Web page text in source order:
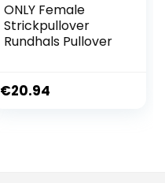
ONLY Female
Strickpullover
Rundhals Pullover
€20.94